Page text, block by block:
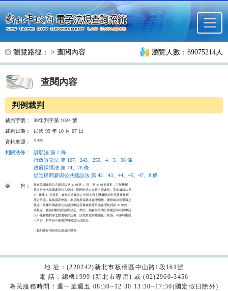
跳至主要內容
瀏覽路徑： > 查閱內容 瀏覽人數：69075214人
查閱內容
判例裁判
裁判字號：
99年判字第 1024 號
裁判日期：
民國 99 年 10 月 07 日
資料來源：
司法院
相關法條 ：
訴願法 第 2 條
行政訴訟法 第 107、243、255、4、5、98 條
政府採購法 第 74、76 條
促進民間參與公共建設法 第 42、43、44、45、47、8 條
要
旨：
促進民間參與公共建設法第 42 條第 1  項、第 43 條等規定，主辦機關
得公告徵求民間參與公共建設，民間申請人亦得申請參與，又依據該法第
47  條第 1  項規定，參與公共建設之申請人與主辦機關於申請及審核程
序之爭議，其異議及申訴，準用政府採購法處理招標、審標或決標爭議之
規定；依據民間參與公共建設申請及審核程序爭議處理規則第 30 條第 1
項規定，審議判斷視同訴願決定。準此，如參與民間公共建設等相關申請
人不服審核程序之甄選或評定者，須先對主辦機關提出異議，不服時復提
出申訴，對申訴不服者方得提起行政訴訟。
（裁判要旨內容由法源資訊撰寫）
地 址：(220242)新北市板橋區中山路1段161號
電 話：總機1999 (新北市專用) 或 (02)2960-3456
為民服務時間：週一至週五 08:30~12:30 13:30~17:30(國定假日除外)